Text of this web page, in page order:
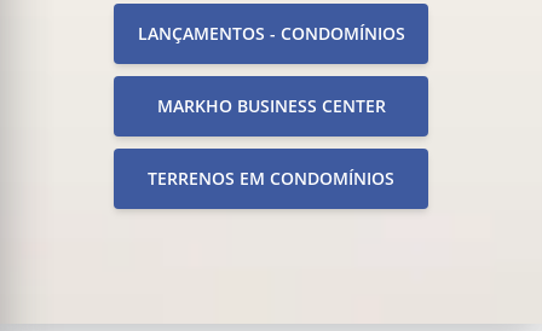
LANÇAMENTOS - CONDOMÍNIOS
MARKHO BUSINESS CENTER
TERRENOS EM CONDOMÍNIOS